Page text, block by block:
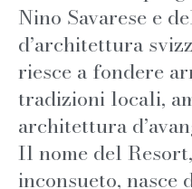
Nino Savarese e
d’architettura
riesce a fondere
tradizioni locali,
architettura
Il nome del
inconsueto, nasce